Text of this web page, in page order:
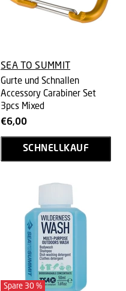
SEA TO SUMMIT
Gurte und Schnallen
Accessory Carabiner Set
3pcs Mixed
€6,00
SCHNELLKAUF
Spare 30 %